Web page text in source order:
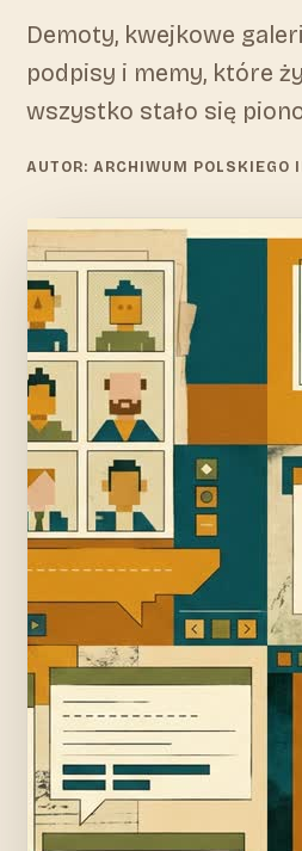
Demoty, kwejkowe
podpisy i memy, które
wszystko stało się
AUTOR: ARCHIWUM POLSKIEGO